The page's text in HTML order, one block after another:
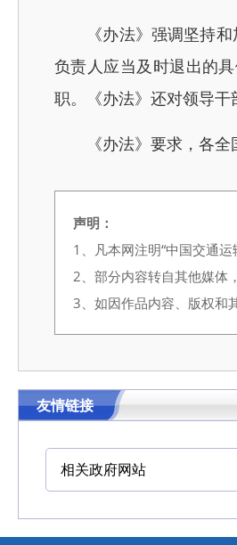
《办法》强调坚持和
负责人应当及时退出的
职。《办法》还对领导
《办法》要求，各全
声明：
1、凡本网注明“中国交通
2、部分内容转自其他媒体
3、如因作品内容、版权和
友情链接
相关政府网站
中国交通运输协会官网